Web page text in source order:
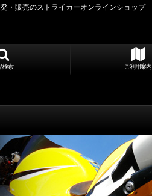
・販売のストライカーオンラインショップ
検索 ご利用案内